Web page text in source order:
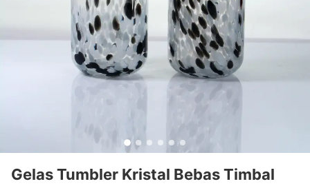
Gelas Tumbler Kristal Bebas Timbal